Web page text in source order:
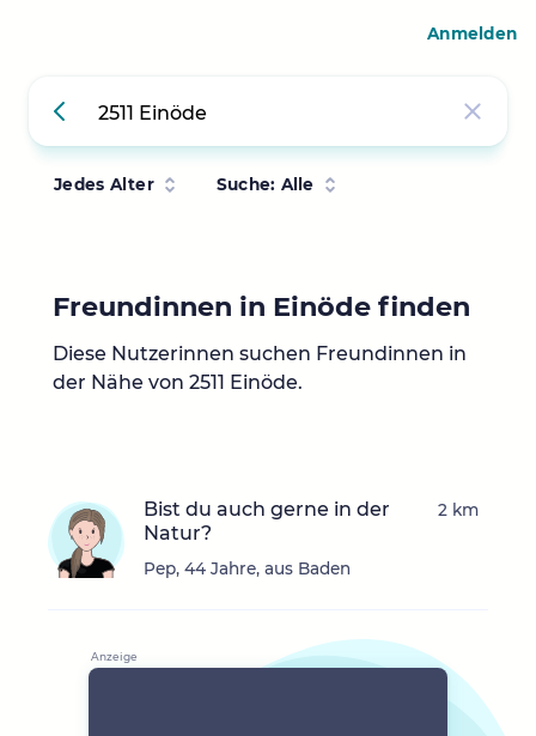
Jedes Alter Suche: Alle
Freundinnen in Einöde finden
Diese Nutzerinnen suchen Freundinnen in
der Nähe von 2511 Einöde.
Bist du auch gerne in der
Natur?
Pep, 44 Jahre, aus Baden
2 km
Anmelden